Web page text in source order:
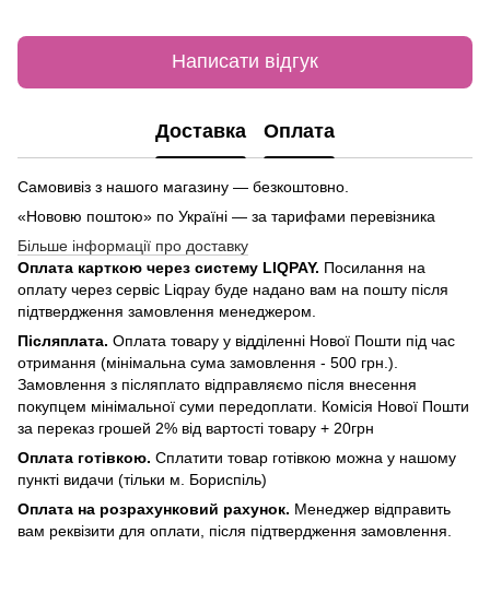
Написати відгук
Доставка Оплата
Самовивіз з нашого магазину — безкоштовно.
«Нововю поштою» по Україні — за тарифами перевізника
Більше інформації про доставку
Оплата карткою через систему LIQPAY. Посилання на
оплату через сервіс Liqpay буде надано вам на пошту після
підтвердження замовлення менеджером.
Післяплата. Оплата товару у відділенні Нової Пошти під час
отримання (мінімальна сума замовлення - 500 грн.).
Замовлення з післяплато відправляємо після внесення
покупцем мінімальної суми передоплати. Комісія Нової Пошти
за переказ грошей 2% від вартості товару + 20грн
Оплата готівкою. Сплатити товар готівкою можна у нашому
пункті видачи (тільки м. Бориспіль)
Оплата на розрахунковий рахунок. Менеджер відправить
вам реквізити для оплати, після підтвердження замовлення.